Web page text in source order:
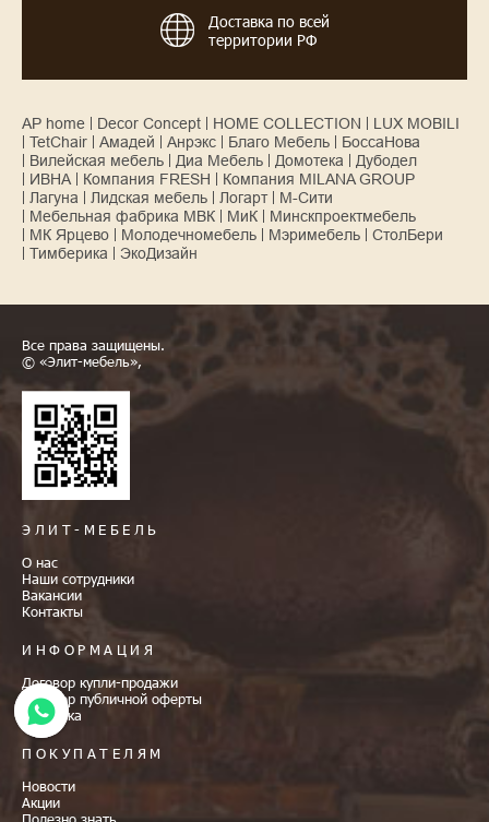
Доставка по всей
территории РФ
AP home Decor Concept HOME COLLECTION
LUX MOBILI
TetChair
Амадей Анрэкс Благо Мебель
БоссаНова
Вилейская мебель
Диа Мебель Домотека
Дубодел
ИВНА
Компания FRESH
Компания MILANA GROUP
Лагуна
Лидская мебель Логарт
М-Сити
Мебельная фабрика МВК
МиК
Минскпроектмебель
МК Ярцево
Молодечномебель Мэримебель
СтолБери
Тимберика
ЭкоДизайн
Все права защищены.
© «Элит-мебель»,
ЭЛИТ-МЕБЕЛЬ
О нас
Наши сотрудники
Вакансии
Контакты
ИНФОРМАЦИЯ
Договор купли-продажи
Договор публичной оферты
Доставка
ПОКУПАТЕЛЯМ
Новости
Акции
Полезно знать